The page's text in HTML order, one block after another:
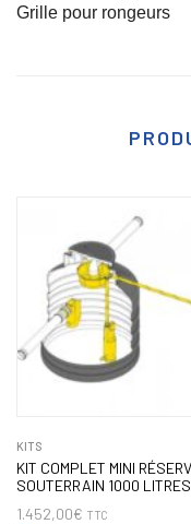
Grille pour rongeurs
KITS
KIT COMPLET MINI
SOUTERRAIN 1000 LITRES
1.452,00€ TTC